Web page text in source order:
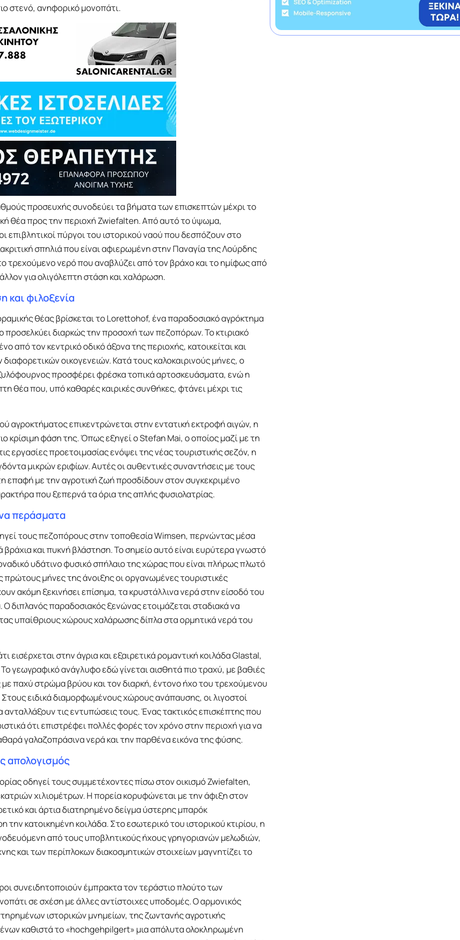
στενό, ανηφορικό μονοπάτι.
προσευχής συνοδεύει τα βήματα των επισκεπτών μέχρι το
θέα προς την περιοχή Zwiefalten. Από αυτό το ύψωμα,
επιβλητικοί πύργοι του ιστορικού ναού που δεσπόζουν στο
σπηλιά που είναι αφιερωμένη στην Παναγία της Λούρδης
τρεχούμενο νερό που αναβλύζει από τον βράχο και το ημίφως από
για ολιγόλεπτη στάση και χαλάρωση.
και φιλοξενία
θέας βρίσκεται το Lorettohof, ένα παραδοσιακό αγρόκτημα
προσελκύει διαρκώς την προσοχή των πεζοπόρων. Το κτιριακό
τον κεντρικό οδικό άξονα της περιοχής, κατοικείται και
οικογενειών. Κατά τους καλοκαιρινούς μήνες, ο
προσφέρει φρέσκα τοπικά αρτοσκευάσματα, ενώ η
θέα που, υπό καθαρές καιρικές συνθήκες, φτάνει μέχρι τις
αγροκτήματος επικεντρώνεται στην εντατική εκτροφή αιγών, η
κρίσιμη φάση της. Όπως εξηγεί ο Stefan Mai, ο οποίος μαζί με τη
εργασίες προετοιμασίας ενόψει της νέας τουριστικής σεζόν, η
μικρών εριφίων. Αυτές οι αυθεντικές συναντήσεις με τους
επαφή με την αγροτική ζωή προσδίδουν στον συγκεκριμένο
που ξεπερνά τα όρια της απλής φυσιολατρίας.
περάσματα
τους πεζοπόρους στην τοποθεσία Wimsen, περνώντας μέσα
και πυκνή βλάστηση. Το σημείο αυτό είναι ευρύτερα γνωστό
υδάτινο φυσικό σπήλαιο της χώρας που είναι πλήρως πλωτό
πρώτους μήνες της άνοιξης οι οργανωμένες τουριστικές
ακόμη ξεκινήσει επίσημα, τα κρυστάλλινα νερά στην είσοδό του
διπλανός παραδοσιακός ξενώνας ετοιμάζεται σταδιακά να
υπαίθριους χώρους χαλάρωσης δίπλα στα ορμητικά νερά του
στην άγρια και εξαιρετικά ρομαντική κοιλάδα Glastal,
γεωγραφικό ανάγλυφο εδώ γίνεται αισθητά πιο τραχύ, με βαθιές
παχύ στρώμα βρύου και τον διαρκή, έντονο ήχο του τρεχούμενου
ειδικά διαμορφωμένους χώρους ανάπαυσης, οι λιγοστοί
τις εντυπώσεις τους. Ένας τακτικός επισκέπτης που
ότι επιστρέφει πολλές φορές τον χρόνο στην περιοχή για να
γαλαζοπράσινα νερά και την παρθένα εικόνα της φύσης.
απολογισμός
οδηγεί τους συμμετέχοντες πίσω στον οικισμό Zwiefalten,
χιλιομέτρων. Η πορεία κορυφώνεται με την άφιξη στον
και άρτια διατηρημένο δείγμα ύστερης μπαρόκ
την κατοικημένη κοιλάδα. Στο εσωτερικό του ιστορικού κτιρίου, η
από τους υποβλητικούς ήχους γρηγοριανών μελωδιών,
και των περίπλοκων διακοσμητικών στοιχείων μαγνητίζει το
συνειδητοποιούν έμπρακτα τον τεράστιο πλούτο των
σε σχέση με άλλες αντίστοιχες υποδομές. Ο αρμονικός
ιστορικών μνημείων, της ζωντανής αγροτικής
καθιστά το «hochgehpilgert» μια απόλυτα ολοκληρωμένη